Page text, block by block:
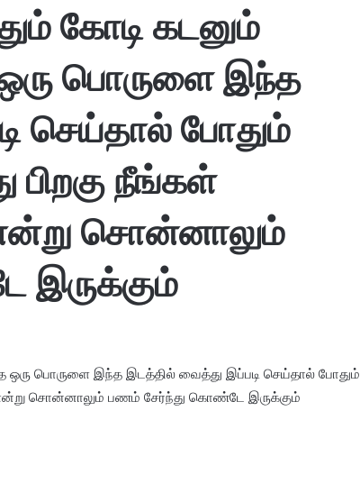
கோடி கடனும்
பொருளை இந்த
செய்தால் போதும்
பிறகு நீங்கள்
சொன்னாலும்
இருக்கும்
பொருளை இந்த இடத்தில் வைத்து இப்படி செய்தால் போதும்
சொன்னாலும் பணம் சேர்ந்து கொண்டே இருக்கும்